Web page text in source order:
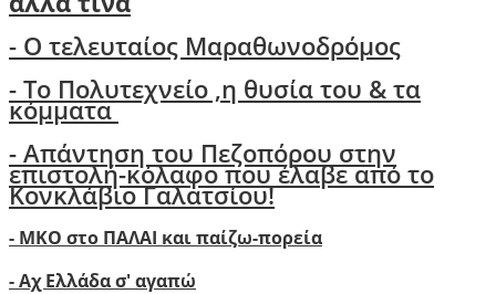
- Ο τελευταίος Μαραθωνοδρόμος
- Το Πολυτεχνείο ,η θυσία του & τα
κόμματα
- Απάντηση του Πεζοπόρου στην
επιστολή-κόλαφο που έλαβε από το
Κονκλάβιο Γαλατσίου!
- ΜΚΟ στο ΠΑΛΑΙ και παίζω-πορεία
- Αχ Ελλάδα σ' αγαπώ